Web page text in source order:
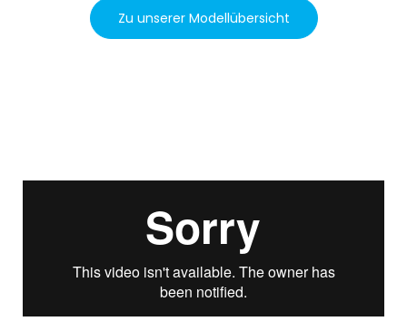
Zu unserer Modellübersicht